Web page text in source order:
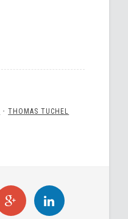
•THOMAS TUCHEL